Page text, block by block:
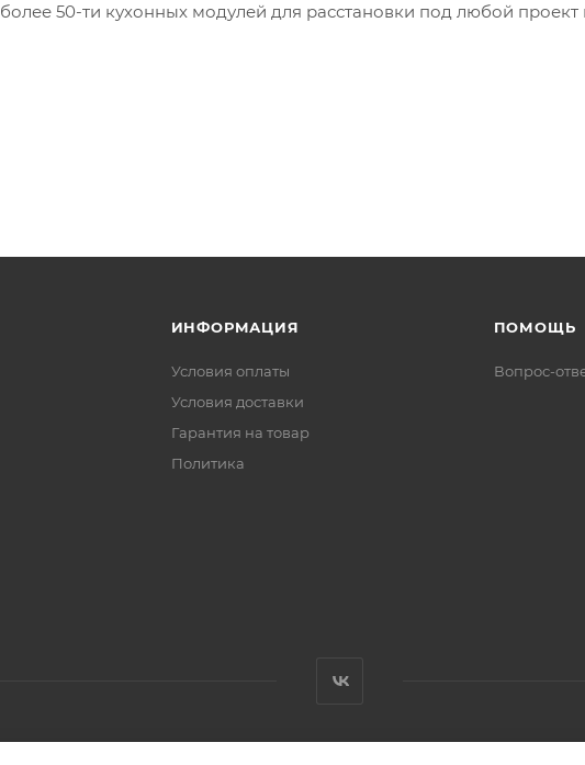
50-ти кухонных модулей для расстановки под любой проект
ИНФОРМАЦИЯ
Условия оплаты
Условия доставки
Гарантия на товар
Политика
ПОМОЩЬ
Вопрос-